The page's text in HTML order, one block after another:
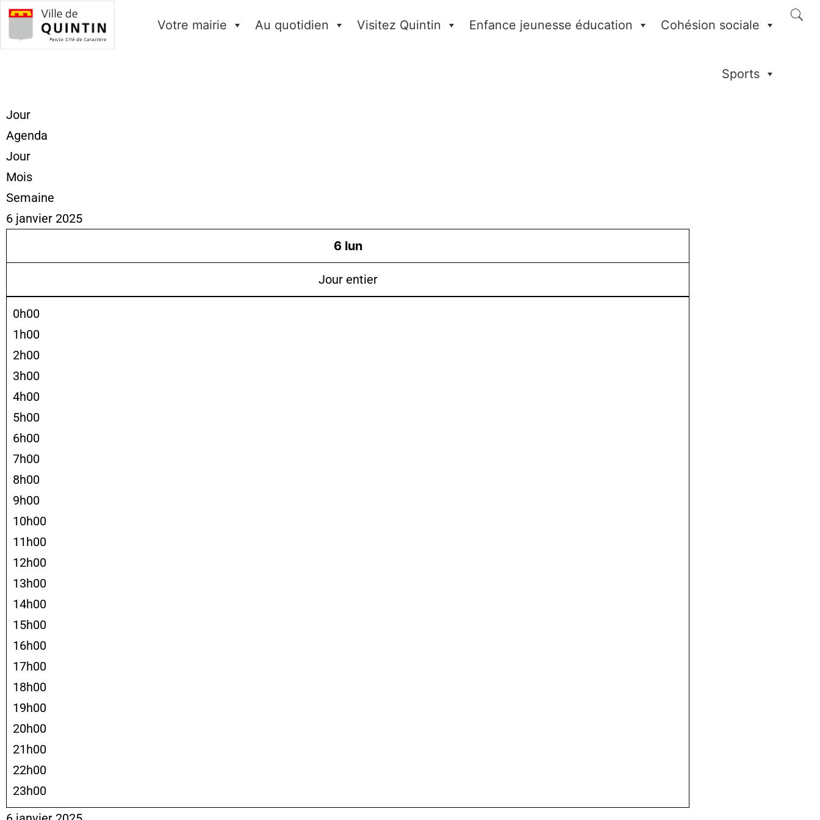
Votre mairie Au quotidien Visitez Quintin Enfance jeunesse éducation Cohésion sociale
Sports
Jour
Agenda
Jour
Mois
Semaine
6 janvier 2025
6 lun
Jour entier
0h00
1h00
2h00
3h00
4h00
5h00
6h00
7h00
8h00
9h00
10h00
11h00
12h00
13h00
14h00
15h00
16h00
17h00
18h00
19h00
20h00
21h00
22h00
23h00